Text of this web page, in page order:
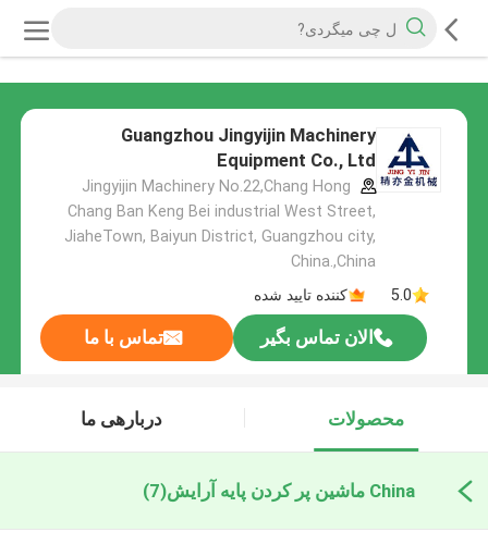
Guangzhou Jingyijin Machinery
Equipment Co., Ltd
Jingyijin Machinery No.22,Chang Hong
Chang Ban Keng Bei industrial West Street,
JiaheTown, Baiyun District, Guangzhou city,
China.,China
5.0
کننده تایید شده
الان تماس بگیر تماس با ما
محصولات دربارهی ما
China ماشین پر کردن پایه آرایش (7)